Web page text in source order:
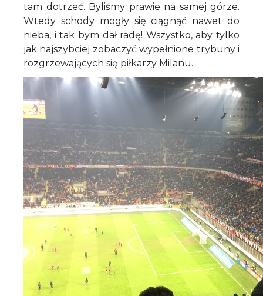
tam dotrzeć. Byliśmy prawie na samej górze.
Wtedy schody mogły się ciągnąć nawet do
nieba, i tak bym dał radę! Wszystko, aby tylko
jak najszybciej zobaczyć wypełnione trybuny i
rozgrzewających się piłkarzy Milanu.